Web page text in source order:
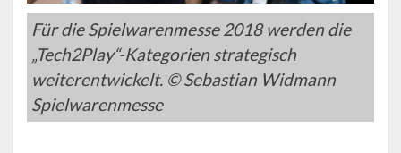
Für die Spielwarenmesse 2018 werden die
„Tech2Play“-Kategorien strategisch
weiterentwickelt. © Sebastian Widmann
Spielwarenmesse